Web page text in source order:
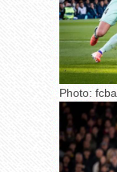
Photo: